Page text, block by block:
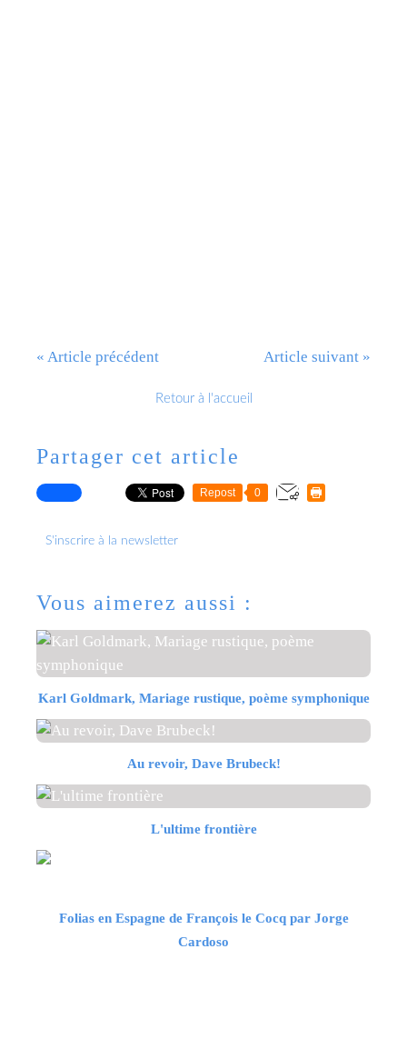
« Article précédent Article suivant »
Retour à l'accueil
Partager cet article
Repost 0
S'inscrire à la newsletter
Vous aimerez aussi :
Karl Goldmark, Mariage rustique, poème symphonique
Au revoir, Dave Brubeck!
L'ultime frontière
Folias en Espagne de François le Cocq par Jorge
Cardoso